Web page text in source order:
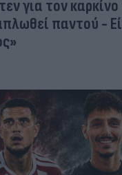
για τον
παντού -